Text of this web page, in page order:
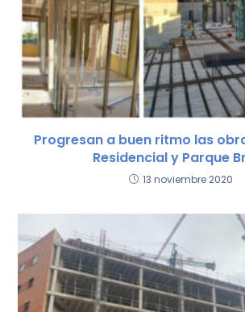
Progresan a buen ritmo las
Residencial y Parque
13 noviembre 2020